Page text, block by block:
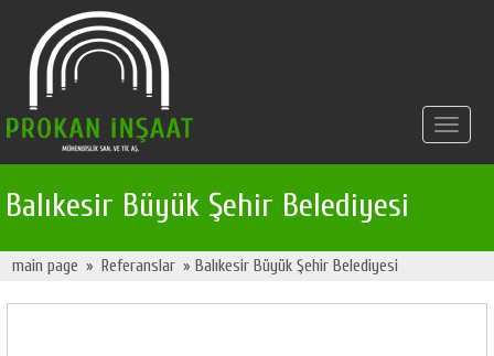
Toggle
Balıkesir Büyük Şehir Belediyesi
main page » Referanslar » Balıkesir Büyük Şehir Belediyesi